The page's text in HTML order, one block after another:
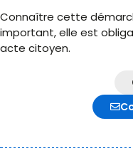
Connaître cette
important, elle est
acte citoyen.